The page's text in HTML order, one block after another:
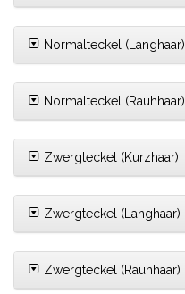
Normalteckel (Langhaar)
Normalteckel (Rauhhaar)
Zwergteckel (Kurzhaar)
Zwergteckel (Langhaar)
Zwergteckel (Rauhhaar)